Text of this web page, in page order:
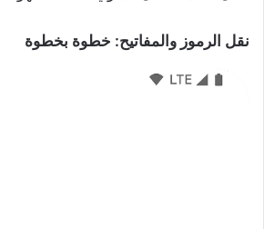
نقل الرموز والمفاتيح: خطوة بخطوة